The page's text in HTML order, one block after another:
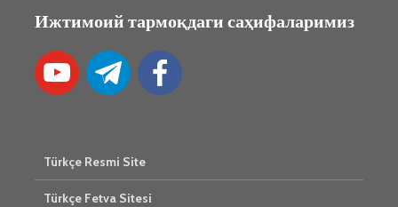
Ижтимоий тармоқдаги саҳифаларимиз
Türkçe Resmi Site
Türkçe Fetva Sitesi